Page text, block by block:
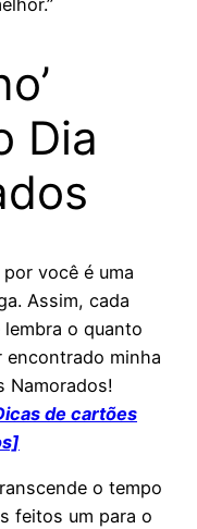
Dia
você é uma
Assim, cada
o quanto
encontrado minha
Namorados!
de cartões
o tempo
feitos um para o